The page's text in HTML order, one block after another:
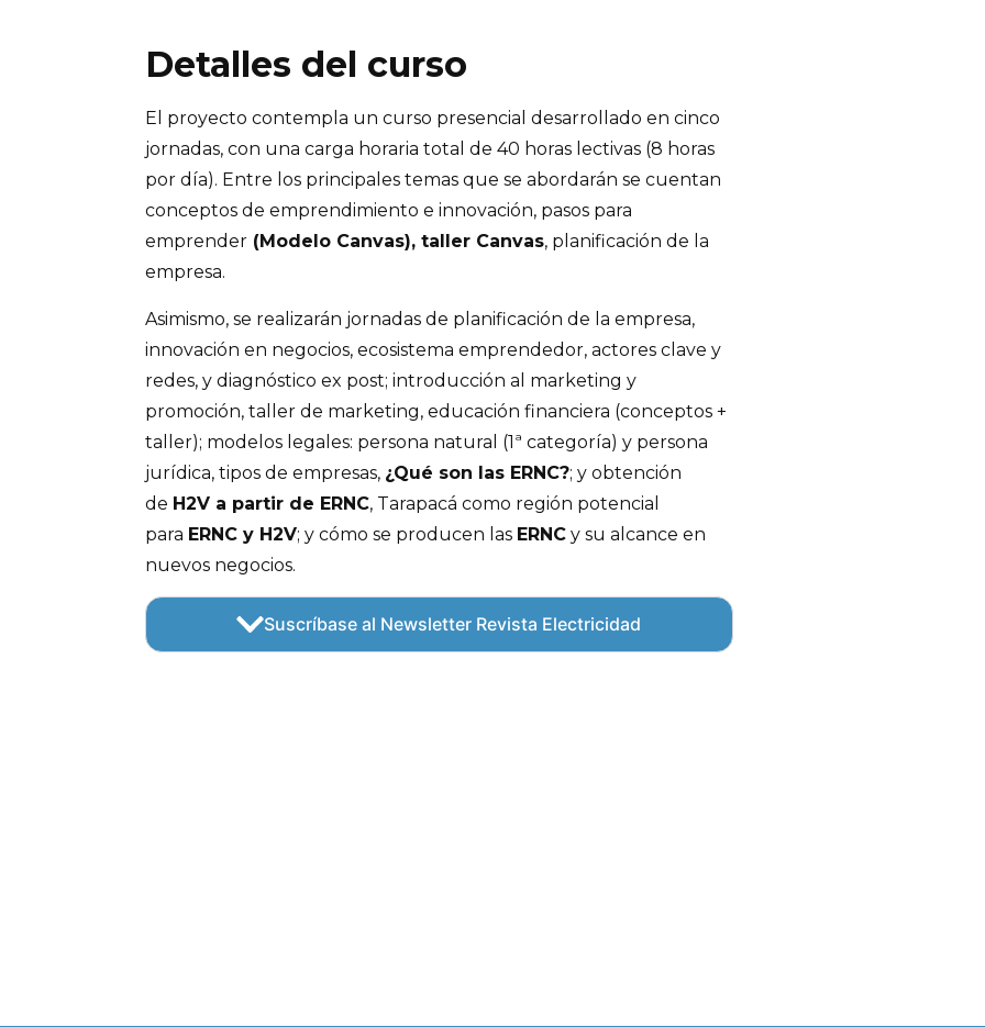
Detalles del curso
El proyecto contempla un curso presencial desarrollado en cinco
jornadas, con una carga horaria total de 40 horas lectivas (8 horas
por día). Entre los principales temas que se abordarán se cuentan
conceptos de emprendimiento e innovación, pasos para
emprender (Modelo Canvas), taller Canvas, planificación de la
empresa.
Asimismo, se realizarán jornadas de planificación de la empresa,
innovación en negocios, ecosistema emprendedor, actores clave y
redes, y diagnóstico ex post; introducción al marketing y
promoción, taller de marketing, educación financiera (conceptos +
taller); modelos legales: persona natural (1ª categoría) y persona
jurídica, tipos de empresas, ¿Qué son las ERNC?; y obtención
de H2V a partir de ERNC, Tarapacá como región potencial
para ERNC y H2V; y cómo se producen las ERNC y su alcance en
nuevos negocios.
Suscríbase al Newsletter Revista Electricidad